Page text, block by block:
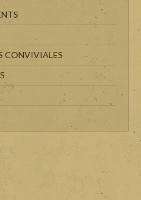
CONVIVIALES